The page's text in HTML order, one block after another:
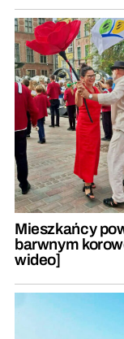
Mieszkańcy
barwnym
wideo]